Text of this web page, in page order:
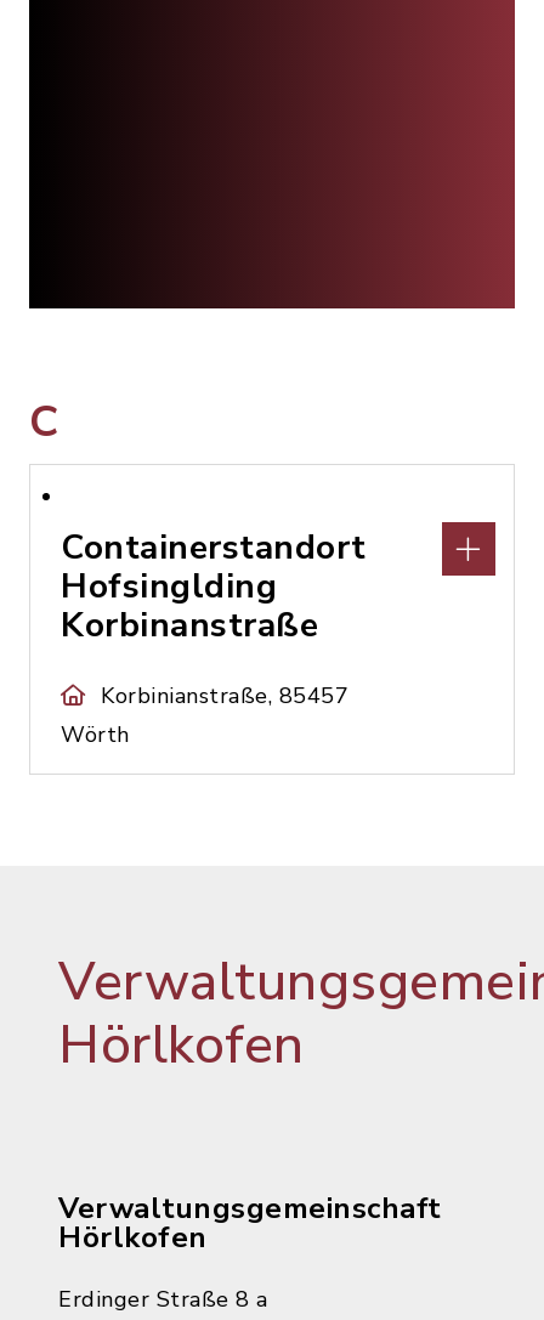
C
Containerstandort
Hofsinglding
Korbinanstraße
Korbinianstraße, 85457
Wörth
Hörlkofen
Verwaltungsgemeinschaft
Hörlkofen
Erdinger Straße 8 a